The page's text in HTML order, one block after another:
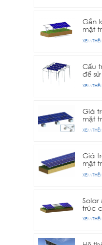
Gắn
mặt
XEM
Cấu
để
trại
XEM
Giá
mặt
nền
XEM
Giá
mặt
nối
XEM
trúc
XEM